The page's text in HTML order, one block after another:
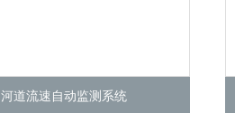
河道流速自动监测系统